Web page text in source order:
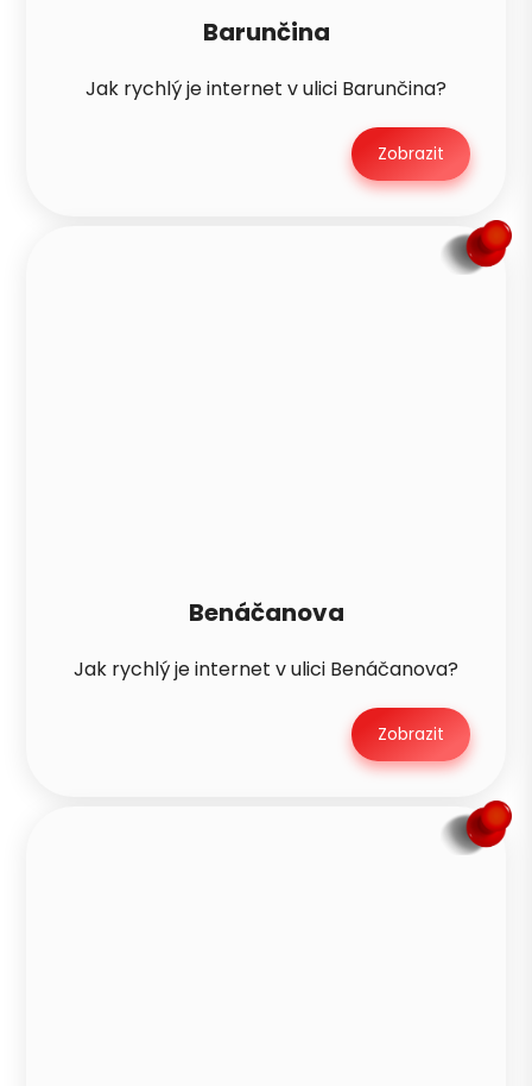
Barunčina
Jak rychlý je internet v ulici Barunčina?
Zobrazit
Benáčanova
Jak rychlý je internet v ulici Benáčanova?
Zobrazit